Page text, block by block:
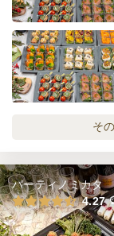
そ
パーティノミカタ
4.27